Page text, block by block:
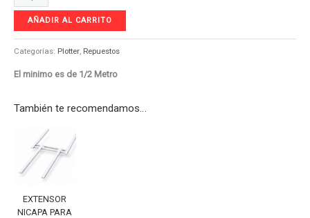
AÑADIR AL CARRITO
Categorías: Plotter, Repuestos
El minimo es de 1/2 Metro
También te recomendamos…
EXTENSOR
NICAPA PARA
EXTENSOR
NICAPA
PARA
CRICUT
cantidad